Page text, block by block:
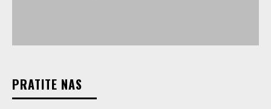
PRATITE NAS